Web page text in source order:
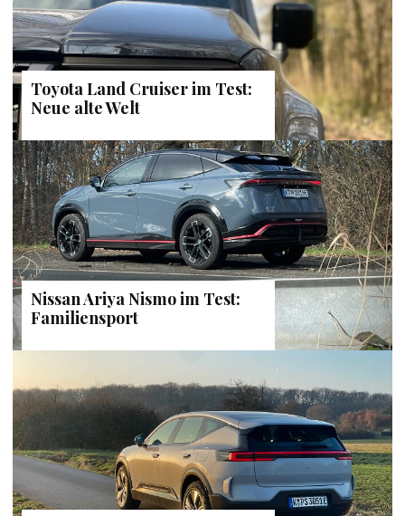
Toyota Land Cruiser im Test:
Neue alte Welt
Nissan Ariya Nismo im Test:
Familiensport